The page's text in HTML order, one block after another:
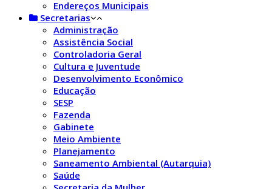
Endereços Municipais
Secretarias
Administração
Assistência Social
Controladoria Geral
Cultura e Juventude
Desenvolvimento Econômico
Educação
SESP
Fazenda
Gabinete
Meio Ambiente
Planejamento
Saneamento Ambiental (Autarquia)
Saúde